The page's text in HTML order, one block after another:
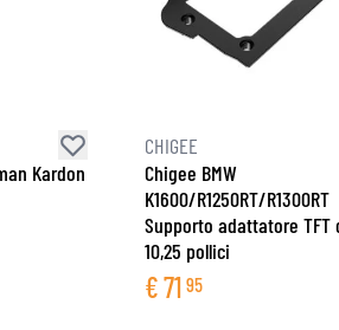
Kardon
CHIGEE
Chigee BMW
K1600/R1250RT/R1300RT
Supporto adattatore TFT
10,25 pollici
€71 95